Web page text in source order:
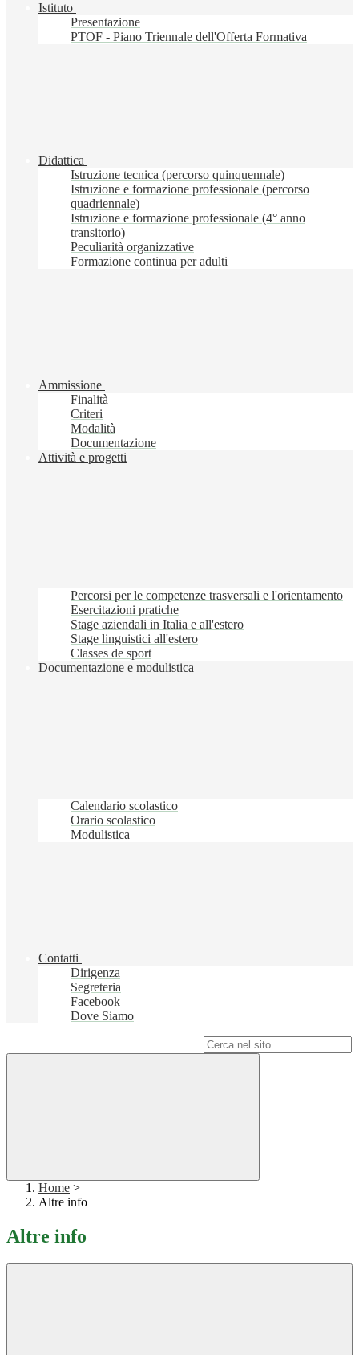
Istituto
Presentazione
PTOF - Piano Triennale dell'Offerta Formativa
Didattica
Istruzione tecnica (percorso quinquennale)
Istruzione e formazione professionale (percorso
quadriennale)
Istruzione e formazione professionale (4° anno
transitorio)
Peculiarità organizzative
Formazione continua per adulti
Ammissione
Finalità
Criteri
Modalità
Documentazione
Attività e progetti
Percorsi per le competenze trasversali e l'orientamento
Esercitazioni pratiche
Stage aziendali in Italia e all'estero
Stage linguistici all'estero
Classes de sport
Documentazione e modulistica
Calendario scolastico
Orario scolastico
Modulistica
Contatti
Dirigenza
Segreteria
Facebook
Dove Siamo
Home >
Altre info
Altre info